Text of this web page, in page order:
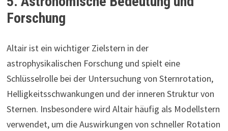
Forschung
Altair ist ein wichtiger Zielstern in der
astrophysikalischen Forschung und spielt eine
Schlüsselrolle bei der Untersuchung von Sternrotation,
Helligkeitsschwankungen und der inneren Struktur von
Sternen. Insbesondere wird Altair häufig als Modellstern
verwendet, um die Auswirkungen von schneller Rotation